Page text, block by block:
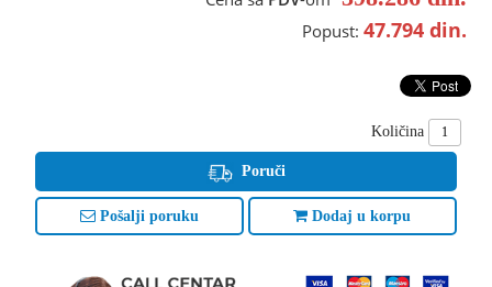
Popust: 47.794 din.
Količina
Poruči
Pošalji poruku Dodaj u korpu